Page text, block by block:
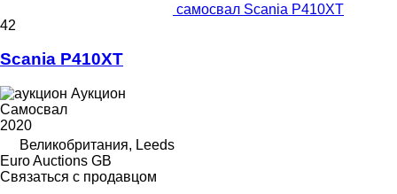
самосвал Scania P410XT
42
Scania P410XT
Аукцион
Самосвал
2020
Великобритания, Leeds
Euro Auctions GB
Связаться с продавцом